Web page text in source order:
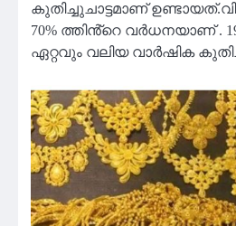
കുതിച്ചുചാട്ടമാണ്
70% ത്തിൻ്റെ വർധനയാണ് .
ഏറ്റവും വലിയ വാർഷിക